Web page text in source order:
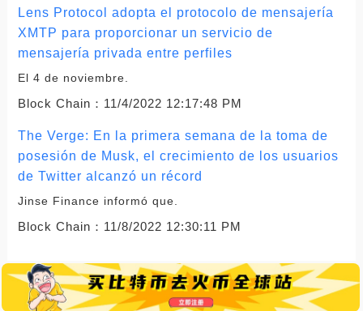
Lens Protocol adopta el protocolo de mensajería
XMTP para proporcionar un servicio de
mensajería privada entre perfiles
El 4 de noviembre.
Block Chain： 11/4/2022 12:17:48 PM
The Verge: En la primera semana de la toma de
posesión de Musk, el crecimiento de los usuarios
de Twitter alcanzó un récord
Jinse Finance informó que.
Block Chain： 11/8/2022 12:30:11 PM